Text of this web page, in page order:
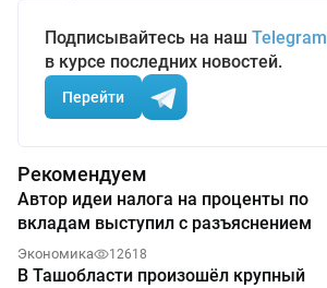
Подписывайтесь на наш Telegram
в курсе последних новостей.
Перейти
Рекомендуем
Автор идеи налога на проценты по
вкладам выступил с разъяснением
Экономика 12618
В Ташобласти произошёл крупный